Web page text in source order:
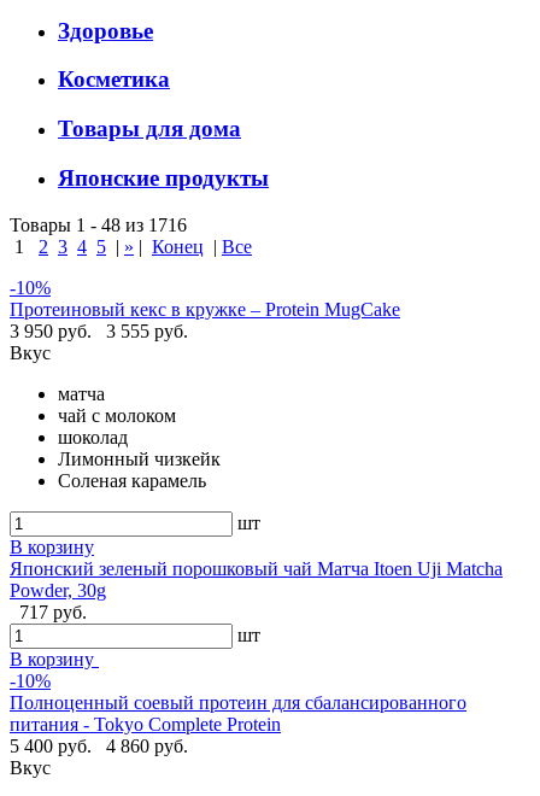
Здоровье
Косметика
Товары для дома
Японские продукты
Товары 1 - 48 из 1716
1
2 3 4 5 | » | Конец | Все
-10%
Протеиновый кекс в кружке – Protein MugCake
3 950 руб.
3 555 руб.
Вкус
матча
чай с молоком
шоколад
Лимонный чизкейк
Соленая карамель
шт
В корзину
Японский зеленый порошковый чай Матча Itoen Uji Matcha
Powder, 30g
717 руб.
шт
В корзину
-10%
Полноценный соевый протеин для сбалансированного
питания - Tokyo Complete Protein
5 400 руб.
4 860 руб.
Вкус